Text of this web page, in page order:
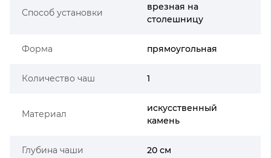
Способ установки
врезная на
столешницу
Форма прямоугольная
Количество чаш 1
Материал
искусственный
камень
Глубина чаши 20 см